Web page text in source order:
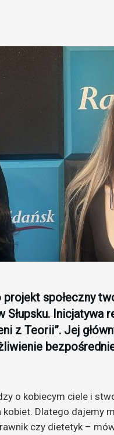
społeczny
Inicjatywa
z Teorii”. Jej
o kobiecym ciele i
Dlatego dajemy
czy dietetyk –